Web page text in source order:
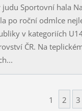
judu Sportovní hala
po roční odmlce
v kategoriích
ČR. Na
1 2 3